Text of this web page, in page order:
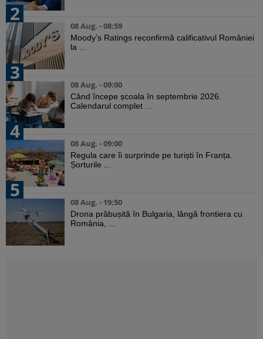
2
08 Aug. - 08:59
Moody’s Ratings reconfirmă calificativul României
la ...
3
08 Aug. - 09:00
Când începe școala în septembrie 2026.
Calendarul complet ...
4
08 Aug. - 09:00
Regula care îi surprinde pe turiști în Franța.
Șorturile ...
5
08 Aug. - 19:50
Drona prăbușită în Bulgaria, lângă frontiera cu
România, ...